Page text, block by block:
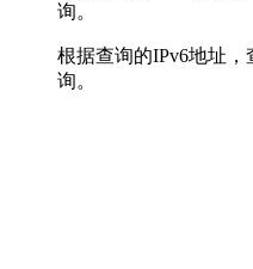
询。
根据查询的IPv6地址，
询。